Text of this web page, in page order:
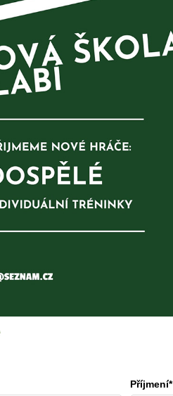
Příjmení*